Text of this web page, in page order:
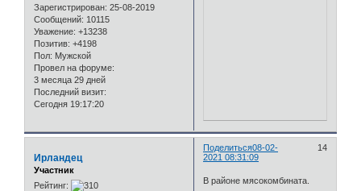
Зарегистрирован: 25-08-2019
Сообщений: 10115
Уважение: +13238
Позитив: +4198
Пол: Мужской
Провел на форуме:
3 месяца 29 дней
Последний визит:
Сегодня 19:17:20
Поделиться 14
08-02-
2021 08:31:09
Ирландец
Участник
Рейтинг:
В районе мясокомбината.